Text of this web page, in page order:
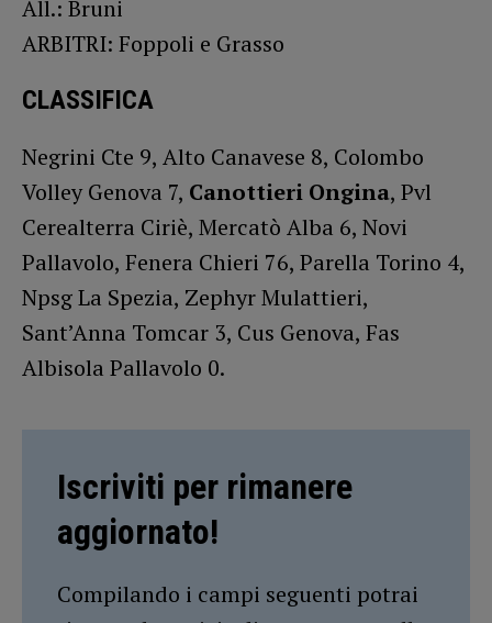
All.: Bruni
ARBITRI: Foppoli e Grasso
CLASSIFICA
Negrini Cte 9, Alto Canavese 8, Colombo
Volley Genova 7, Canottieri Ongina, Pvl
Cerealterra Ciriè, Mercatò Alba 6, Novi
Pallavolo, Fenera Chieri 76, Parella Torino 4,
Npsg La Spezia, Zephyr Mulattieri,
Sant’Anna Tomcar 3, Cus Genova, Fas
Albisola Pallavolo 0.
Iscriviti per rimanere
aggiornato!
Compilando i campi seguenti potrai